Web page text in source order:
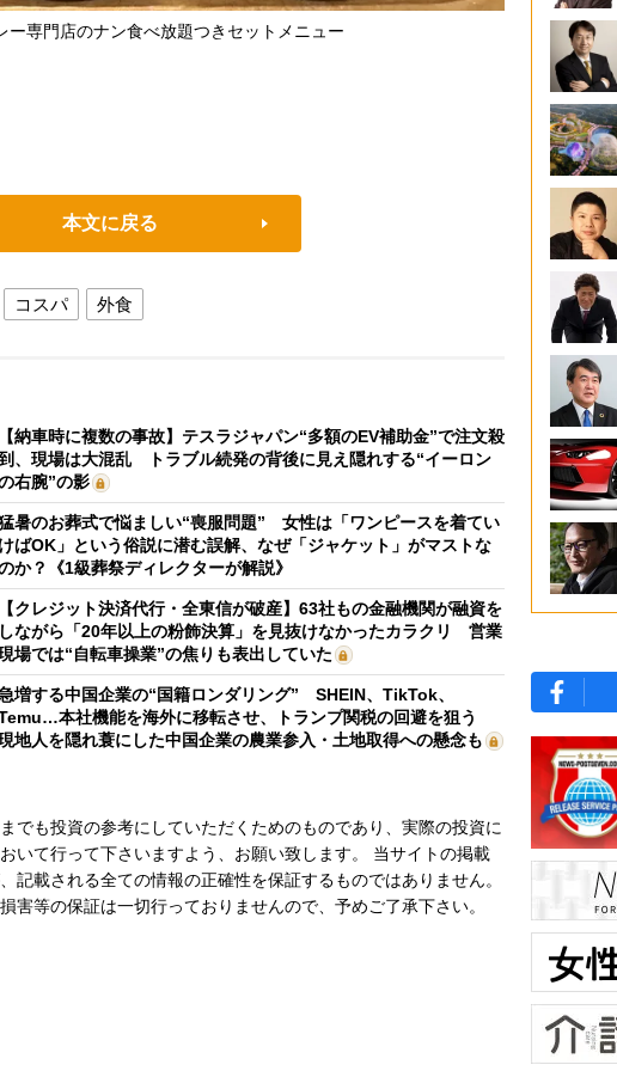
ー専門店のナン食べ放題つきセットメニュー
本文に戻る
コスパ 外食
【納車時に複数の事故】テスラジャパン“多額のEV補助金”で注文殺
、現場は大混乱 トラブル続発の背後に見え隠れする“イーロン
右腕”の影
暑のお葬式で悩ましい“喪服問題” 女性は「ワンピースを着てい
けばOK」という俗説に潜む誤解、なぜ「ジャケット」がマストな
か？《1級葬祭ディレクターが解説》
【クレジット決済代行・全東信が破産】63社もの金融機関が融資を
しながら「20年以上の粉飾決算」を見抜けなかったカラクリ 営業
場では“自転車操業”の焦りも表出していた
増する中国企業の“国籍ロンダリング” SHEIN、TikTok、
本社機能を海外に移転させ、トランプ関税の回避を狙う
地人を隠れ蓑にした中国企業の農業参入・土地取得への懸念も
でも投資の参考にしていただくためのものであり、実際の投資に
いて行って下さいますよう、お願い致します。 当サイトの掲載
記載される全ての情報の正確性を保証するものではありません。
害等の保証は一切行っておりませんので、予めご了承下さい。